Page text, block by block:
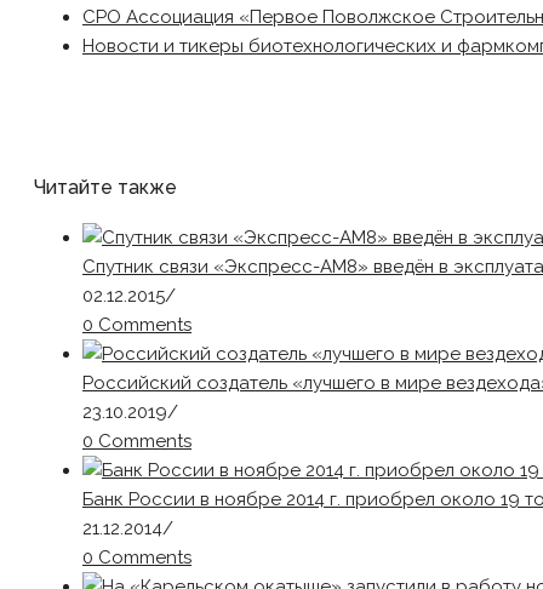
СРО Ассоциация «Первое Поволжское
Новости и тикеры биотехнологических и
Читайте также
Cпутник связи «Экспресс-АМ8» введён в
02.12.2015/
0 Comments
Российский создатель «лучшего в мире
23.10.2019/
0 Comments
Банк России в ноябре 2014 г. приобрел около 19
21.12.2014/
0 Comments